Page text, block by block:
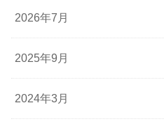
2026年7月
2025年9月
2024年3月